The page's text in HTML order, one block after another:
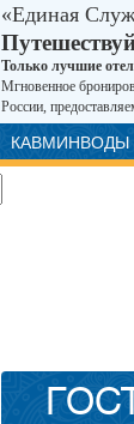
«Единая
Только лучшие
Мгновенное
России,
КАВМИНВОДЫ